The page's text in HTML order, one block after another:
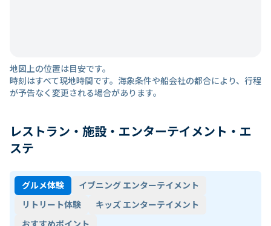
地図上の位置は目安です。
時刻はすべて現地時間です。海象条件や船会社の都合により、行程
が予告なく変更される場合があります。
レストラン・施設・エンターテイメント・エ
ステ
グルメ体験
イブニング エンターテイメント
リトリート体験
キッズ エンターテイメント
おすすめポイント